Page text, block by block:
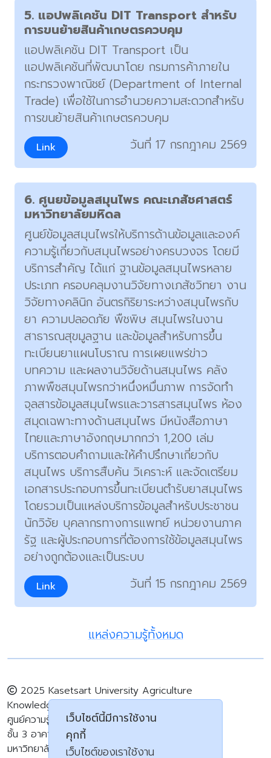
5. แอปพลิเคชัน DIT Transport สำหรับ
การขนย้ายสินค้าเกษตรควบคุม
แอปพลิเคชัน DIT Transport เป็น
แอปพลิเคชันที่พัฒนาโดย กรมการค้าภายใน
กระทรวงพาณิชย์ (Department of Internal
Trade) เพื่อใช้ในการอำนวยความสะดวกสำหรับ
การขนย้ายสินค้าเกษตรควบคุม
Link วันที่ 17 กรกฎาคม 2569
6. ศูนยข้อมูลสมุนไพร คณะเภสัชศาสตร์
มหาวิทยาลัยมหิดล
ศูนย์ข้อมูลสมุนไพรให้บริการด้านข้อมูลและองค์
ความรู้เกี่ยวกับสมุนไพรอย่างครบวงจร โดยมี
บริการสำคัญ ได้แก่ ฐานข้อมูลสมุนไพรหลาย
ประเภท ครอบคลุมงานวิจัยทางเภสัชวิทยา งาน
วิจัยทางคลินิก อันตรกิริยาระหว่างสมุนไพรกับ
ยา ความปลอดภัย พืชพิษ สมุนไพรในงาน
สาธารณสุขมูลฐาน และข้อมูลสำหรับการขึ้น
ทะเบียนยาแผนโบราณ การเผยแพร่ข่าว
บทความ และผลงานวิจัยด้านสมุนไพร คลัง
ภาพพืชสมุนไพรกว่าหนึ่งหมื่นภาพ การจัดทำ
จุลสารข้อมูลสมุนไพรและวารสารสมุนไพร ห้อง
สมุดเฉพาะทางด้านสมุนไพร มีหนังสือภาษา
ไทยและภาษาอังกฤษมากกว่า 1,200 เล่ม
บริการตอบคำถามและให้คำปรึกษาเกี่ยวกับ
สมุนไพร บริการสืบค้น วิเคราะห์ และจัดเตรียม
เอกสารประกอบการขึ้นทะเบียนตำรับยาสมุนไพร
โดยรวมเป็นแหล่งบริการข้อมูลสำหรับประชาชน
นักวิจัย บุคลากรทางการแพทย์ หน่วยงานภาค
รัฐ และผู้ประกอบการที่ต้องการใช้ข้อมูลสมุนไพร
อย่างถูกต้องและเป็นระบบ
Link วันที่ 15 กรกฎาคม 2569
แหล่งความรู้ทั้งหมด
2025 Kasetsart University Agriculture
Knowledge Centre
ศูนย์ความรู้ด้านการเกษตร มหาวิทยาลัยเกษตรศาสตร์
ชั้น 3 อาคารเทพรัตน์วิทยาโชติ สำนักหอสมุด
มหาวิทยาลัยเกษตรศาสตร์
เว็บไซต์นี้มีการใช้งาน
คุกกี้
เว็บไซต์ของเราใช้งาน